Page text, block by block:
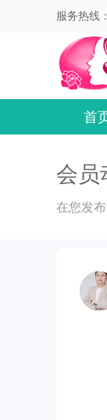
服务热线
首
会员
在您发